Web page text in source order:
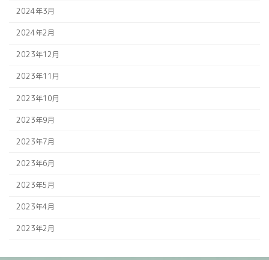
2024年3月
2024年2月
2023年12月
2023年11月
2023年10月
2023年9月
2023年7月
2023年6月
2023年5月
2023年4月
2023年2月